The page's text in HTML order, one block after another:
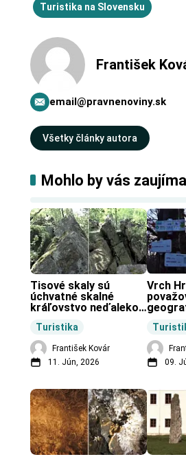
Turistika na Slovensku
František
email@pravnenoviny.sk
Všetky články autora
Mohlo by vás
Turistika
Tisové skaly sú
úchvatné skalné
kráľovstvo neďaleko
František Kovár
11. Jún, 2026
Vrch
09.